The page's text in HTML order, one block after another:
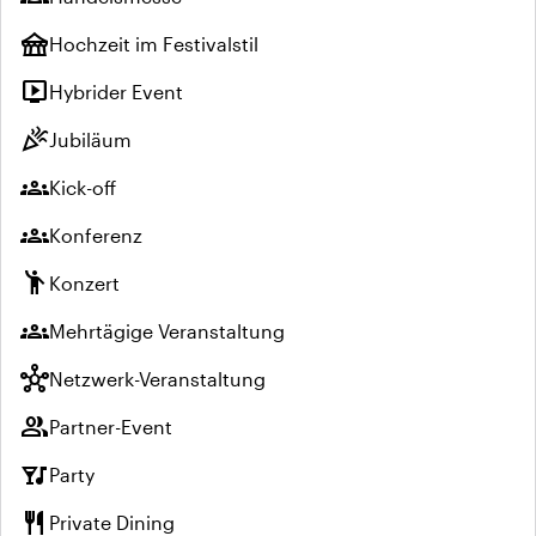
festivalHochzeit im Festivalstil
live_tvHybrider Event
celebrationJubiläum
groupsKick-off
groupsKonferenz
emoji_people Konzert
groupsMehrtägige Veranstaltung
hubNetzwerk-Veranstaltung
groupPartner-Event
nightlifeParty
restaurant Private Dining